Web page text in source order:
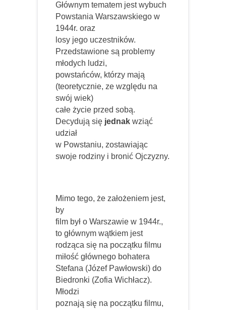
Głównym tematem jest wybuch
Powstania Warszawskiego w
1944r. oraz
losy jego uczestników.
Przedstawione są problemy
młodych ludzi,
powstańców, którzy mają
(teoretycznie, ze względu na
swój wiek)
całe życie przed sobą.
Decydują się jednak wziąć
udział
w Powstaniu, zostawiając
swoje rodziny i bronić Ojczyzny.
Mimo tego, że założeniem jest,
by
film był o Warszawie w 1944r.,
to głównym wątkiem jest
rodząca się na początku filmu
miłość głównego bohatera
Stefana (Józef Pawłowski) do
Biedronki (Zofia Wichłacz).
Młodzi
poznają się na początku filmu,